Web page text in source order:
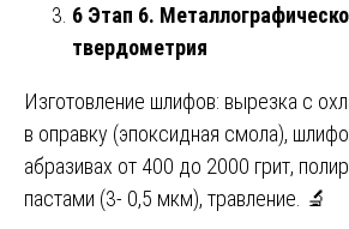
6 Этап 6.
твердометрия
Изготовление шлифов: вырезка с
в оправку (эпоксидная смола),
абразивах от 400 до 2000 грит,
пастами (3- 0,5 мкм), травление. 🔬